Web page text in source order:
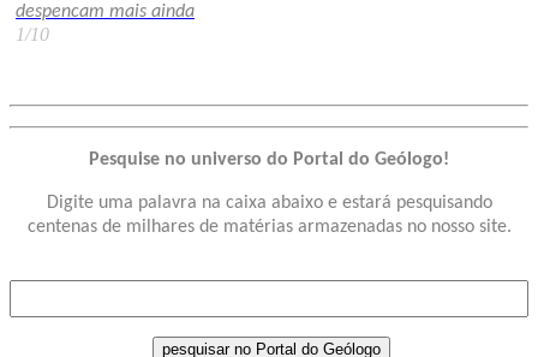
despencam mais ainda
1/10
Pesquise no universo do Portal do Geólogo!
Digite uma palavra na caixa abaixo e estará pesquisando
centenas de milhares de matérias armazenadas no nosso site.